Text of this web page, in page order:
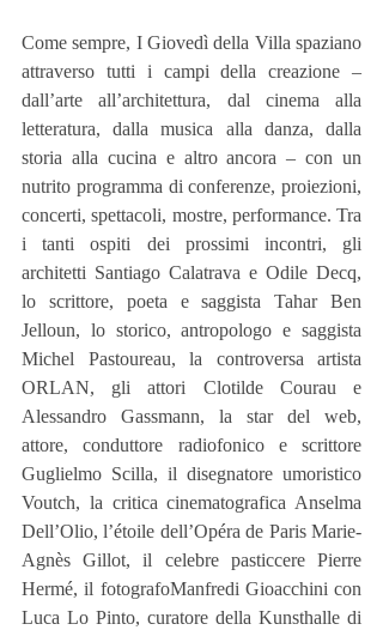
Come sempre, I Giovedì della Villa spaziano
attraverso tutti i campi della creazione –
dall’arte all’architettura, dal cinema alla
letteratura, dalla musica alla danza, dalla
storia alla cucina e altro ancora – con un
nutrito programma di conferenze, proiezioni,
concerti, spettacoli, mostre, performance. Tra
i tanti ospiti dei prossimi incontri, gli
architetti Santiago Calatrava e Odile Decq,
lo scrittore, poeta e saggista Tahar Ben
Jelloun, lo storico, antropologo e saggista
Michel Pastoureau, la controversa artista
ORLAN, gli attori Clotilde Courau e
Alessandro Gassmann, la star del web,
attore, conduttore radiofonico e scrittore
Guglielmo Scilla, il disegnatore umoristico
Voutch, la critica cinematografica Anselma
Dell’Olio, l’étoile dell’Opéra de Paris Marie-
Agnès Gillot, il celebre pasticcere Pierre
Hermé, il fotografoManfredi Gioacchini con
Luca Lo Pinto, curatore della Kunsthalle di